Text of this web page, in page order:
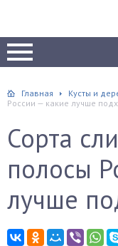
Главная Кусты и
России — какие лучше
Сорта
полосы
лучше